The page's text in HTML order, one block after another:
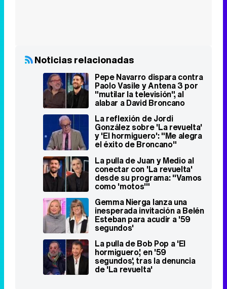
Noticias relacionadas
Pepe Navarro dispara contra
Paolo Vasile y Antena 3 por
"mutilar la televisión", al
alabar a David Broncano
La reflexión de Jordi
González sobre 'La revuelta'
y 'El hormiguero': "Me alegra
el éxito de Broncano"
La pulla de Juan y Medio al
conectar con 'La revuelta'
desde su programa: "Vamos
como 'motos'"
Gemma Nierga lanza una
inesperada invitación a Belén
Esteban para acudir a '59
segundos'
La pulla de Bob Pop a 'El
hormiguero', en '59
segundos', tras la denuncia
de 'La revuelta'